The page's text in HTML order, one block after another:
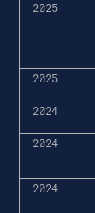
2025
2025
2024
2024
2024